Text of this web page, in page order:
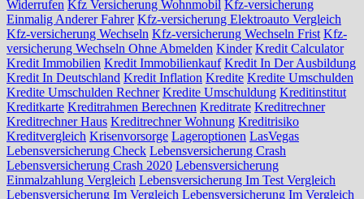
Widerrufen Kfz Versicherung Wohnmobil Kfz-versicherung
Einmalig Anderer Fahrer Kfz-versicherung Elektroauto Vergleich
Kfz-versicherung Wechseln Kfz-versicherung Wechseln Frist Kfz-
versicherung Wechseln Ohne Abmelden Kinder Kredit Calculator
Kredit Immobilien Kredit Immobilienkauf Kredit In Der Ausbildung
Kredit In Deutschland Kredit Inflation Kredite Kredite Umschulden
Kredite Umschulden Rechner Kredite Umschuldung Kreditinstitut
Kreditkarte Kreditrahmen Berechnen Kreditrate Kreditrechner
Kreditrechner Haus Kreditrechner Wohnung Kreditrisiko
Kreditvergleich Krisenvorsorge Lageroptionen LasVegas
Lebensversicherung Check Lebensversicherung Crash
Lebensversicherung Crash 2020 Lebensversicherung
Einmalzahlung Vergleich Lebensversicherung Im Test Vergleich
Lebensversicherung Im Vergleich Lebensversicherung Im Vergleich